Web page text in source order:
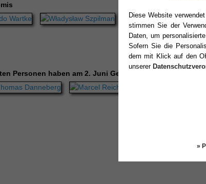
Personen haben am 2. Juni Geburtstag?
Diese Website
stimmen Sie der
Daten, um
Sofern Sie die
dem mit Klick auf den
unserer
»